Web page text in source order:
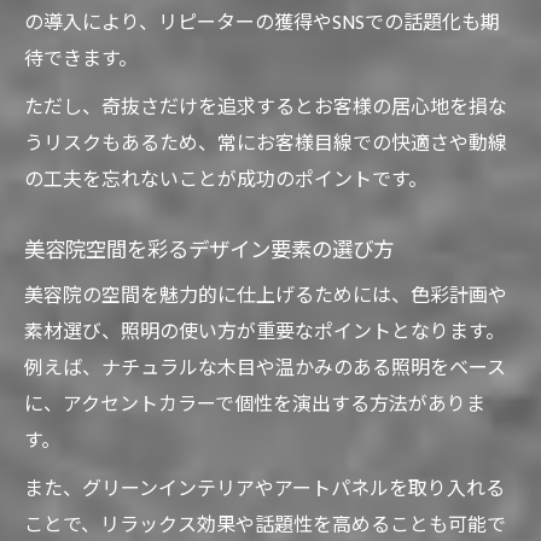
美容院内装プランニングのポイントと注意
点
美容院実験デザインで差をつける方法
の導入により、リピーターの獲得やSNSでの話題化も期
待できます。
ただし、奇抜さだけを追求するとお客様の居心地を損な
うリスクもあるため、常にお客様目線での快適さや動線
の工夫を忘れないことが成功のポイントです。
美容院空間を彩るデザイン要素の選び方
美容院の空間を魅力的に仕上げるためには、色彩計画や
素材選び、照明の使い方が重要なポイントとなります。
例えば、ナチュラルな木目や温かみのある照明をベース
に、アクセントカラーで個性を演出する方法がありま
す。
また、グリーンインテリアやアートパネルを取り入れる
ことで、リラックス効果や話題性を高めることも可能で